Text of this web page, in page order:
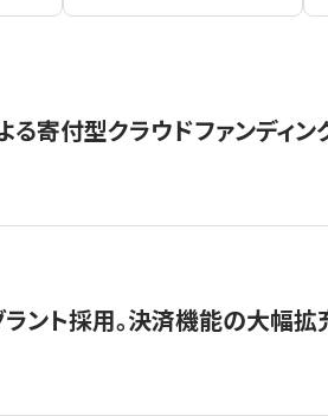
寄付型クラウドファンディ
ント採用。決済機能の大幅